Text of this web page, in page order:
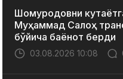
Шомуродовни
Муҳаммад Салоҳ
бўйича баёнот берди
03.08.2026 10:08